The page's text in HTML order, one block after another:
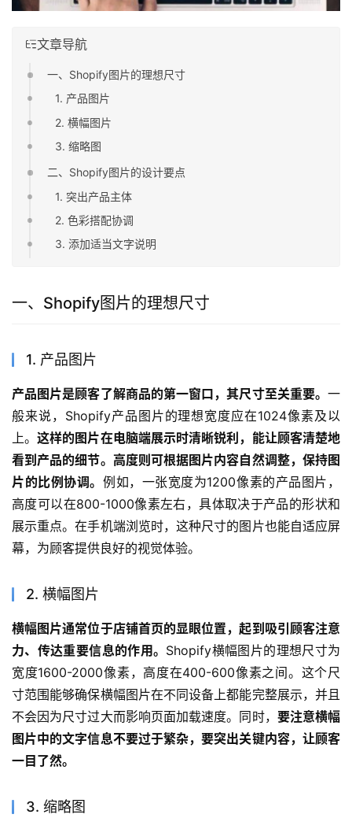
文章导航
一、Shopify图片的理想尺寸
1. 产品图片
2. 横幅图片
3. 缩略图
二、Shopify图片的设计要点
1. 突出产品主体
2. 色彩搭配协调
3. 添加适当文字说明
一、Shopify图片的理想尺寸
1. 产品图片
产品图片是顾客了解商品的第一窗口，其尺寸至关重要。 一
般来说，Shopify产品图片的理想宽度应在1024像素及以
上。这样的图片在电脑端展示时清晰锐利，能让顾客清楚地
看到产品的细节。高度则可根据图片内容自然调整，保持图
片的比例协调。 例如，一张宽度为1200像素的产品图片，
高度可以在800-1000像素左右，具体取决于产品的形状和
展示重点。在手机端浏览时，这种尺寸的图片也能自适应屏
幕，为顾客提供良好的视觉体验。
2. 横幅图片
横幅图片通常位于店铺首页的显眼位置，起到吸引顾客注意
力、传达重要信息的作用。 Shopify横幅图片的理想尺寸为
宽度1600-2000像素，高度在400-600像素之间。这个尺
寸范围能够确保横幅图片在不同设备上都能完整展示，并且
不会因为尺寸过大而影响页面加载速度。同时， 要注意横幅
图片中的文字信息不要过于繁杂，要突出关键内容，让顾客
一目了然。
3. 缩略图